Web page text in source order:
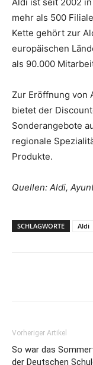
mehr als 500
Kette gehört zur
europäischen
als 90.000
Zur Eröffnung von
bietet der
Sonderangebote
regionale
Produkte.
Quellen: Aldi,
SCHLAGWORTE Aldi
Vorheriger Artikel
So war das
der Deutschen